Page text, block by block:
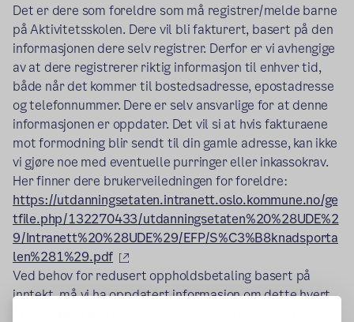
Det er dere som foreldre som må registrer/melde barne
på Aktivitetsskolen. Dere vil bli fakturert, basert på den
informasjonen dere selv registrer. Derfor er vi avhengige
av at dere registrerer riktig informasjon til enhver tid,
både når det kommer til bostedsadresse, epostadresse
og telefonnummer. Dere er selv ansvarlige for at denne
informasjonen er oppdater. Det vil si at hvis fakturaene
mot formodning blir sendt til din gamle adresse, kan ikke
vi gjøre noe med eventuelle purringer eller inkassokrav.
Her finner dere brukerveiledningen for foreldre:
https://utdanningsetaten.intranett.oslo.kommune.no/ge
tfile.php/132270433/utdanningsetaten%20%28UDE%2
9/Intranett%20%28UDE%29/EFP/S%C3%B8knadsporta
len%281%29.pdf
(ekstern lenke)
Ved behov for redusert oppholdsbetaling basert på
inntekt, må vi ha oppdatert informasjon om dette hvert